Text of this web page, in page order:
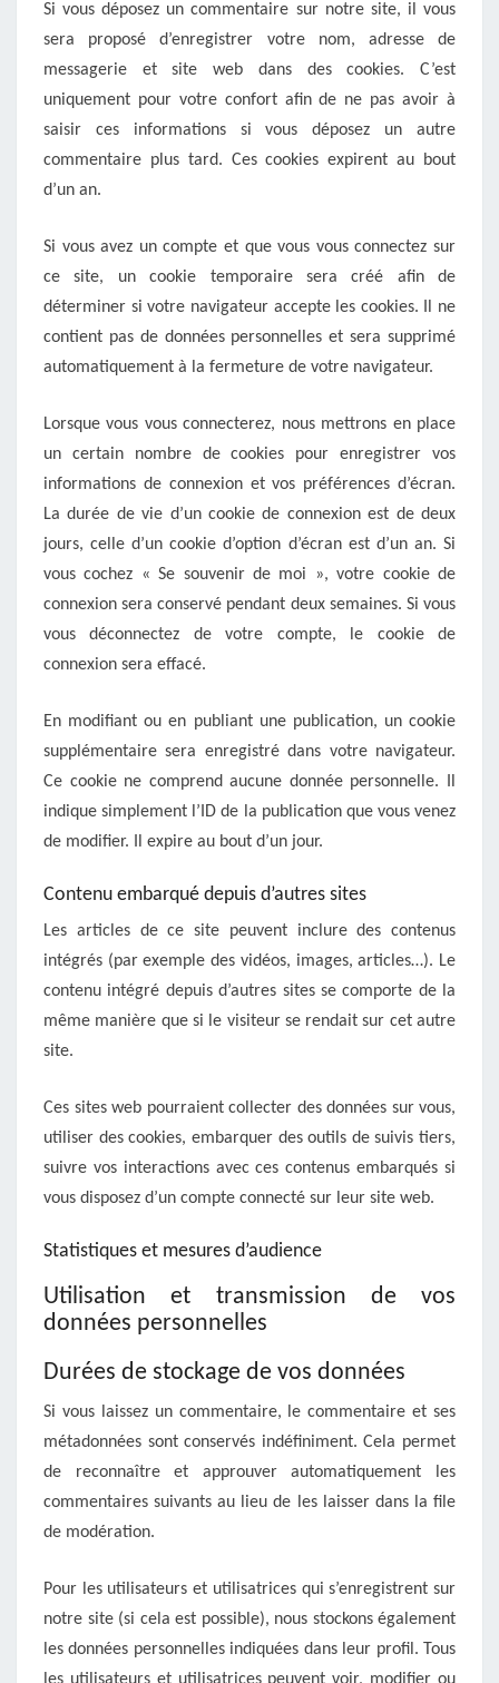
Si vous déposez un commentaire sur notre site, il vous
sera proposé d’enregistrer votre nom, adresse de
messagerie et site web dans des cookies. C’est
uniquement pour votre confort afin de ne pas avoir à
saisir ces informations si vous déposez un autre
commentaire plus tard. Ces cookies expirent au bout
d’un an.
Si vous avez un compte et que vous vous connectez sur
ce site, un cookie temporaire sera créé afin de
déterminer si votre navigateur accepte les cookies. Il ne
contient pas de données personnelles et sera supprimé
automatiquement à la fermeture de votre navigateur.
Lorsque vous vous connecterez, nous mettrons en place
un certain nombre de cookies pour enregistrer vos
informations de connexion et vos préférences d’écran.
La durée de vie d’un cookie de connexion est de deux
jours, celle d’un cookie d’option d’écran est d’un an. Si
vous cochez « Se souvenir de moi », votre cookie de
connexion sera conservé pendant deux semaines. Si vous
vous déconnectez de votre compte, le cookie de
connexion sera effacé.
En modifiant ou en publiant une publication, un cookie
supplémentaire sera enregistré dans votre navigateur.
Ce cookie ne comprend aucune donnée personnelle. Il
indique simplement l’ID de la publication que vous venez
de modifier. Il expire au bout d’un jour.
Contenu embarqué depuis d’autres sites
Les articles de ce site peuvent inclure des contenus
intégrés (par exemple des vidéos, images, articles…). Le
contenu intégré depuis d’autres sites se comporte de la
même manière que si le visiteur se rendait sur cet autre
site.
Ces sites web pourraient collecter des données sur vous,
utiliser des cookies, embarquer des outils de suivis tiers,
suivre vos interactions avec ces contenus embarqués si
vous disposez d’un compte connecté sur leur site web.
Statistiques et mesures d’audience
Utilisation et transmission de vos
données personnelles
Durées de stockage de vos données
Si vous laissez un commentaire, le commentaire et ses
métadonnées sont conservés indéfiniment. Cela permet
de reconnaître et approuver automatiquement les
commentaires suivants au lieu de les laisser dans la file
de modération.
Pour les utilisateurs et utilisatrices qui s’enregistrent sur
notre site (si cela est possible), nous stockons également
les données personnelles indiquées dans leur profil. Tous